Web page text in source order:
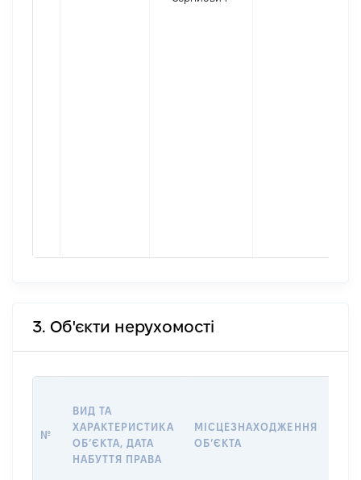
3. Об'єкти нерухомості
№
ВИД ТА
ХАРАКТЕРИСТИКА
ОБʼЄКТА, ДАТА
НАБУТТЯ ПРАВА
МІСЦЕЗНАХОДЖЕННЯ
ОБʼЄКТА